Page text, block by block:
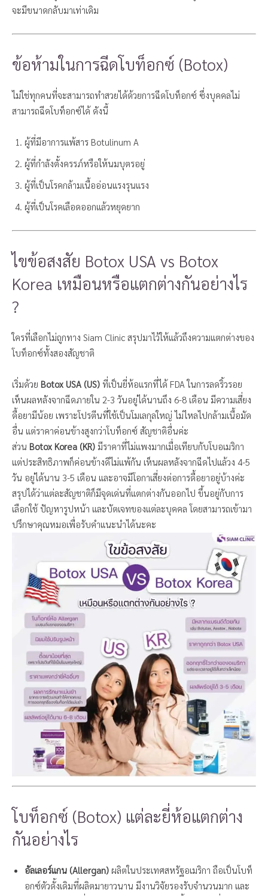
จะมีขนาดกลับมาเท่าเดิม
ข้อห้ามในการฉีดโบท็อกซ์ (Botox)
ไม่ใช่ทุกคนที่จะสามารถทำสวยได้ด้วยการฉีดโบท็อกซ์ ซึ่งบุคคลไม่
สามารถฉีดโบท็อกซ์ได้ ดังนี้
ผู้ที่มีอาการแพ้สาร Botulinum A
ผู้ที่กำลังตั้งครรภ์หรือให้นมบุตรอยู่
ผู้ที่เป็นโรคกล้ามเนื้ออ่อนแรงรุนแรง
ผู้ที่เป็นโรคเลือดออกแล้วหยุดยาก
ไขข้อสงสัย Botox USA vs Botox
Korea เหมือนหรือแตกต่างกันอย่างไร
?
ใครที่เลือกไม่ถูกทาง Siam Clinic สรุปมาไว้ให้แล้วถึงความแตกต่างของ
โบท็อกซ์ทั้งสองสัญชาติ
เริ่มด้วย Botox USA (US) ที่เป็นยี่ห้อแรกที่ได้ FDA ในการลดริ้วรอย
เห็นผลหลังจากฉีดภายใน 2-3 วันอยู่ได้นานถึง 6-8 เดือน มีความเสี่ยง
ดื้อยามีน้อย เพราะโปรตีนที่ใช้เป็นโมเลกุลใหญ่ ไม่ไหลไปกล้ามเนื้อมัด
อื่น แต่ราคาค่อนข้างสูงกว่าโบท็อกซ์ สัญชาติอื่นค่ะ
ส่วน Botox Korea (KR) มีราคาที่ไม่แพงมากเมื่อเทียบกับโบอเมริกา
แต่ประสิทธิภาพก็ค่อนข้างดีไม่แพ้กัน เห็นผลหลังจากฉีดไปแล้วง 4-5
วัน อยู่ได้นาน 3-5 เดือน และอาจมีโอกาเสี่ยงต่อการดื้อยาอยู่บ้างค่ะ
สรุปได้ว่าแต่ละสัญชาติก็มีจุดเด่นที่แตกต่างกันออกไป ขึ้นอยู่กับการ
เลือกใช้ ปัญหารูปหน้า และบัตเจทของแต่ละบุคคล โดยสามารถเข้ามา
ปรึกษาคุณหมอเพื่อรับคำแนะนำได้นะคะ
โบท็อกซ์ (Botox) แต่ละยี่ห้อแตกต่าง
กันอย่างไร
อัลเลอร์แกน (Allergan) ผลิตในประเทศสหรัฐอเมริกา ถือเป็นโบท็
อกซ์ตัวดั้งเดิมที่ผลิตมายาวนาน มีงานวิจัยรองรับจำนวนมาก และ